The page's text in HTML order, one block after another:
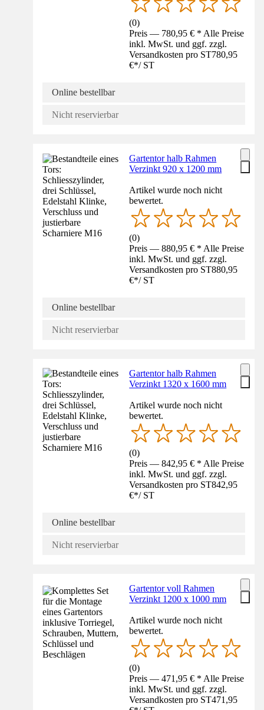
(0)
Preis — 780,95 € * Alle Preise
inkl. MwSt. und ggf. zzgl.
Versandkosten pro ST780,95
€*/ ST
Online bestellbar
Nicht reservierbar
Gartentor halb Rahmen
Verzinkt 920 x 1200 mm
Artikel wurde noch nicht
bewertet.
(0)
Preis — 880,95 € * Alle Preise
inkl. MwSt. und ggf. zzgl.
Versandkosten pro ST880,95
€*/ ST
Online bestellbar
Nicht reservierbar
Gartentor halb Rahmen
Verzinkt 1320 x 1600 mm
Artikel wurde noch nicht
bewertet.
(0)
Preis — 842,95 € * Alle Preise
inkl. MwSt. und ggf. zzgl.
Versandkosten pro ST842,95
€*/ ST
Online bestellbar
Nicht reservierbar
Gartentor voll Rahmen
Verzinkt 1200 x 1000 mm
Artikel wurde noch nicht
bewertet.
(0)
Preis — 471,95 € * Alle Preise
inkl. MwSt. und ggf. zzgl.
Versandkosten pro ST471,95